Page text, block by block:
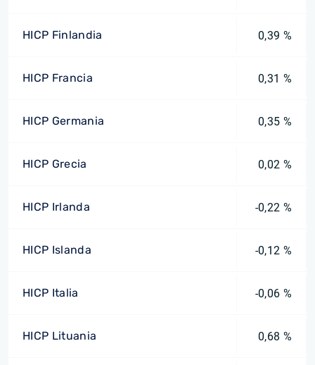
HICP Finlandia 0,39 %
HICP Francia 0,31 %
HICP Germania 0,35 %
HICP Grecia 0,02 %
HICP Irlanda -0,22 %
HICP Islanda -0,12 %
HICP Italia -0,06 %
HICP Lituania 0,68 %